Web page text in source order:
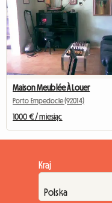
Maison Meublée À Louer
Porto Empedocle (92014)
1000 € / miesiąc
Kraj